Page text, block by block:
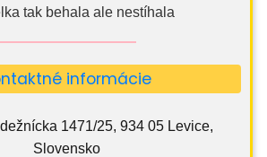
tak behala ale nestíhala
informácie
1471/25, 934 05 Levice,
Slovensko